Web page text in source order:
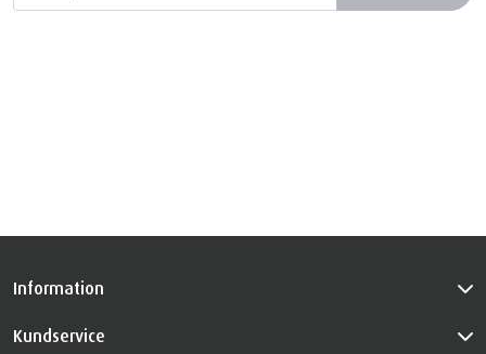
Information
Kundservice